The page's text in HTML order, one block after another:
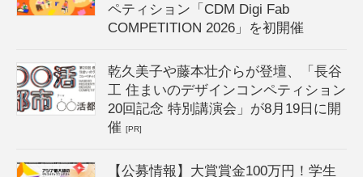
ペティション「CDM Digi Fab
COMPETITION 2026」を初開催
乾久美子や藤本壮介らが登壇、「長谷
工 住まいのデザインコンペティション
20回記念 特別講演会」が8月19日に開
催[PR]
【公募情報】大賞賞金100万円！学生